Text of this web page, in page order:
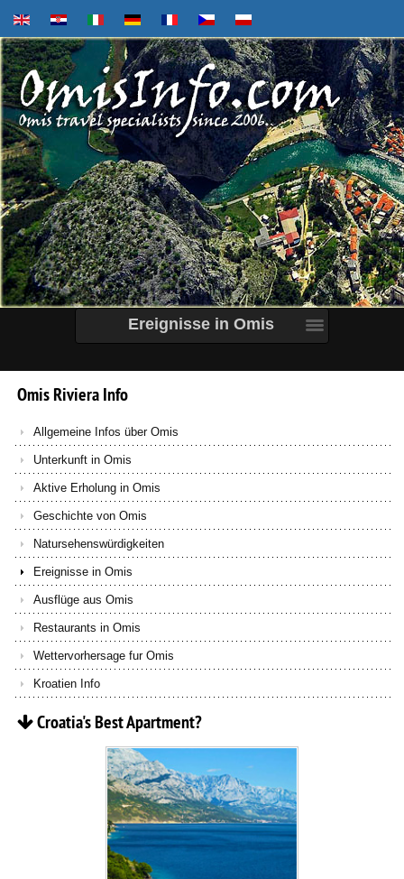
Ereignisse in Omis
OmisRivieraInfo
Allgemeine Infos über Omis
Unterkunft in Omis
Aktive Erholung in Omis
Geschichte von Omis
Natursehenswürdigkeiten
Ereignisse in Omis
Ausflüge aus Omis
Restaurants in Omis
Wettervorhersage fur Omis
Kroatien Info
Croatia'sBestApartment?